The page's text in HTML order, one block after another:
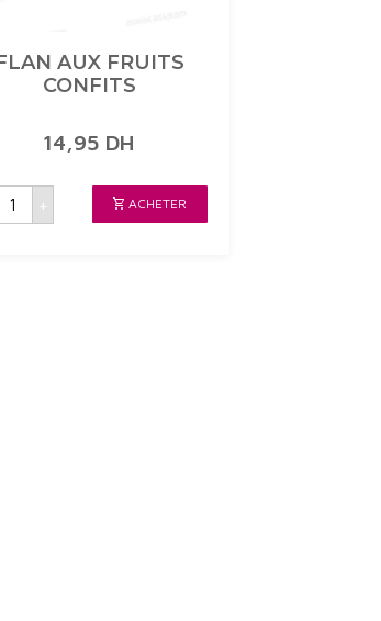
AUX FRUITS
CONFITS
14,95 DH
+ ACHETER